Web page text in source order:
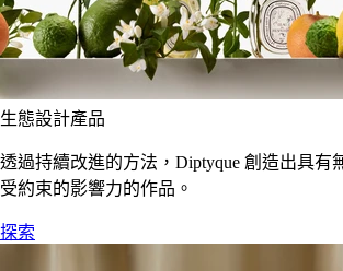
生態設計產品
透過持續改進的方法，Diptyque 創造出具有
受約束的影響力的作品。
探索